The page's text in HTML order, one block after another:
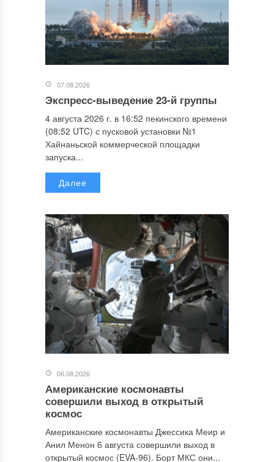
07.08.2026
Экспресс-выведение 23-й группы
4 августа 2026 г. в 16:52 пекинского времени
(08:52 UTC) с пусковой установки №1
Хайнаньской коммерческой площадки
запуска...
Далее
06.08.2026
Американские космонавты
совершили выход в открытый
космос
Американские космонавты Джессика Меир и
Анил Менон 6 августа совершили выход в
открытый космос (EVA-96). Борт МКС они...